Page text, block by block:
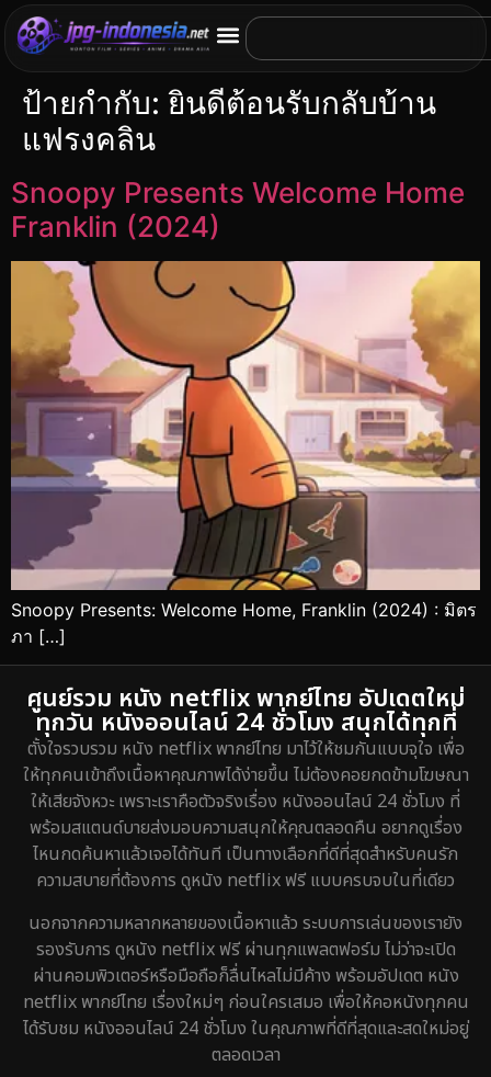
ป้ายกำกับ: ยินดีต้อนรับกลับบ้าน
แฟรงคลิน
Snoopy Presents Welcome Home
Franklin (2024)
Snoopy Presents: Welcome Home, Franklin (2024) : มิตร
ภา […]
ศูนย์รวม หนัง netflix พากย์ไทย อัปเดตใหม่
ทุกวัน หนังออนไลน์ 24 ชั่วโมง สนุกได้ทุกที่
ตั้งใจรวบรวม หนัง netflix พากย์ไทย มาไว้ให้ชมกันแบบจุใจ เพื่อ
ให้ทุกคนเข้าถึงเนื้อหาคุณภาพได้ง่ายขึ้น ไม่ต้องคอยกดข้ามโฆษณา
ให้เสียจังหวะ เพราะเราคือตัวจริงเรื่อง หนังออนไลน์ 24 ชั่วโมง ที่
พร้อมสแตนด์บายส่งมอบความสนุกให้คุณตลอดคืน อยากดูเรื่อง
ไหนกดค้นหาแล้วเจอได้ทันที เป็นทางเลือกที่ดีที่สุดสำหรับคนรัก
ความสบายที่ต้องการ ดูหนัง netflix ฟรี แบบครบจบในที่เดียว
นอกจากความหลากหลายของเนื้อหาแล้ว ระบบการเล่นของเรายัง
รองรับการ ดูหนัง netflix ฟรี ผ่านทุกแพลตฟอร์ม ไม่ว่าจะเปิด
ผ่านคอมพิวเตอร์หรือมือถือก็ลื่นไหลไม่มีค้าง พร้อมอัปเดต หนัง
netflix พากย์ไทย เรื่องใหม่ๆ ก่อนใครเสมอ เพื่อให้คอหนังทุกคน
ได้รับชม หนังออนไลน์ 24 ชั่วโมง ในคุณภาพที่ดีที่สุดและสดใหม่อยู่
ตลอดเวลา